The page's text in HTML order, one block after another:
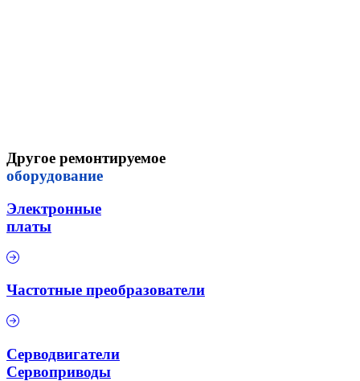
Другое ремонтируемое
оборудование
Электронные
платы
Частотные преобразователи
Серводвигатели
Сервоприводы